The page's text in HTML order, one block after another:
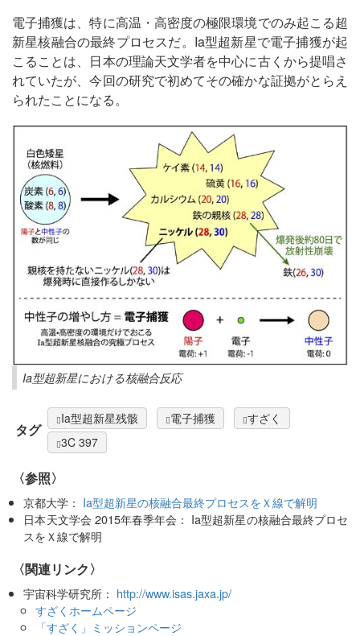
電子捕獲は、特に高温・高密度の極限環境でのみ起こる超
新星核融合の最終プロセスだ。Ia型超新星で電子捕獲が起
こることは、日本の理論天文学者を中心に古くから提唱さ
れていたが、今回の研究で初めてその確かな証拠がとらえ
られたことになる。
Ia型超新星における核融合反応
タグ
Ia型超新星残骸 電子捕獲
すざく
3C 397
〈参照〉
京都大学： Ia型超新星の核融合最終プロセスをＸ線で解明
日本天文学会 2015年春季年会： Ia型超新星の核融合最終プロセ
スをＸ線で解明
〈関連リンク〉
宇宙科学研究所： http://www.isas.jaxa.jp/
すざくホームページ
「すざく」ミッションページ